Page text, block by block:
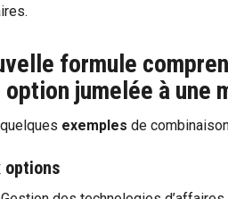
formule
option jumelée à une
exemples de
options